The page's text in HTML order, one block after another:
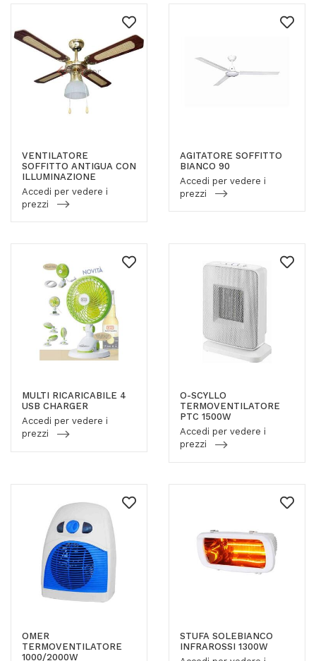
VENTILATORE
SOFFITTO ANTIGUA CON
ILLUMINAZIONE
Accedi per vedere i
prezzi
AGITATORE SOFFITTO
BIANCO 90
Accedi per vedere i
prezzi
MULTI RICARICABILE 4
USB CHARGER
Accedi per vedere i
prezzi
O-SCYLLO
TERMOVENTILATORE
PTC 1500W
Accedi per vedere i
prezzi
OMER
TERMOVENTILATORE
1000/2000W
STUFA SOLEBIANCO
INFRAROSSI 1300W